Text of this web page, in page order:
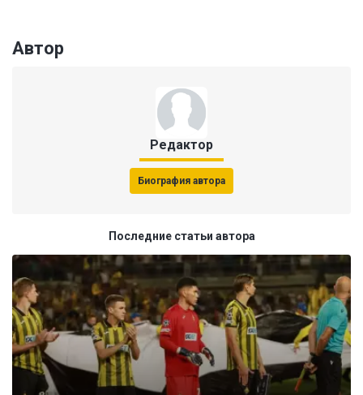
Автор
Редактор
Биография автора
Последние статьи автора